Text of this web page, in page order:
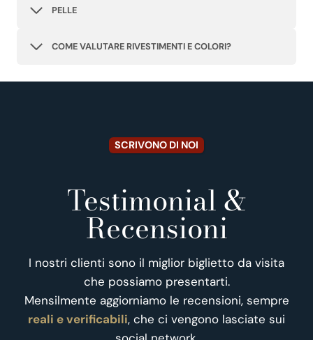
PELLE
COME VALUTARE RIVESTIMENTI E COLORI?
SCRIVONO DI NOI
Testimonial &
Recensioni
I nostri clienti sono il miglior biglietto da visita
che possiamo presentarti.
Mensilmente aggiorniamo le recensioni, sempre
reali e verificabili, che ci vengono lasciate sui